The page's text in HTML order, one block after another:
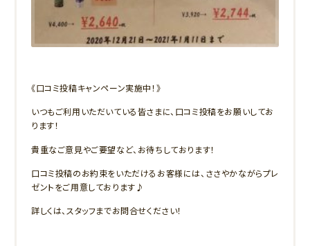
《口コミ投稿キャンペーン実施中！》
いつもご利用いただいている皆さまに、口コミ投稿をお願いしてお
ります！
貴重なご意見やご要望など、お待ちしております！
口コミ投稿のお約束をいただけるお客様には、ささやかながらプレ
ゼントをご用意しております♪
詳しくは、スタッフまでお問合せください！